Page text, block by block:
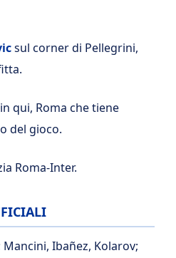
sul corner di Pellegrini,
qui, Roma che tiene
del gioco.
Roma-Inter.
Mancini, Ibañez, Kolarov;